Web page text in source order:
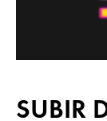
SUBIR